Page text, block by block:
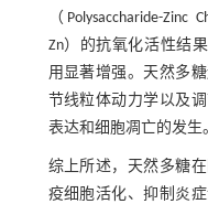
（Polysaccharide-Zinc
Zn）的抗氧化活性结果
用显著增强。天然多
节线粒体动力学以及
表达和细胞凋亡的发生
综上所述，天然多糖
疫细胞活化、抑制炎